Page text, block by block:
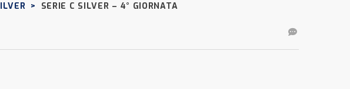
> SERIE C SILVER – 4° GIORNATA